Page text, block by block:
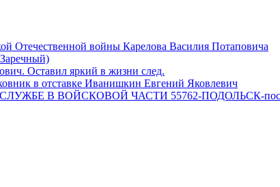
Отечественной войны Карелова Василия Потаповича
Оставил яркий в жизни след.
в отставке Иванишкин Евгений Яковлевич
В ВОЙСКОВОЙ ЧАСТИ 55762-ПОДОЛЬСК-